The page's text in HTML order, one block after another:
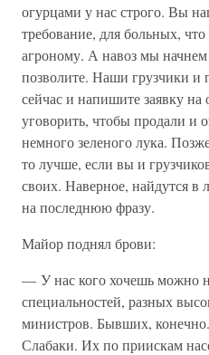
огурцами у нас строго. Вы
требование, для больных,
агроному. А навоз мы начнем
позволите. Наши грузчики и
сейчас и напишите заявку
уговорить, чтобы продали и
немного зеленого лука.
то лучше, если вы и
своих. Наверное, найдутся в
на последнюю фразу.
Майор поднял брови:
— У нас кого хочешь можно
специальностей, разных
министров. Бывших,
Слабаки. Их по приискам